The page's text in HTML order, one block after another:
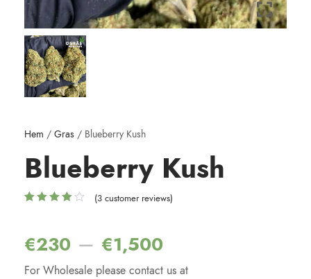
Hem / Gras / Blueberry Kush
Blueberry Kush
kundrecensio
ner
(3customer reviews)
€230 – €1,500
For Wholesale please contact us at